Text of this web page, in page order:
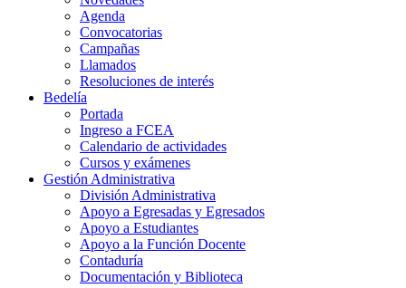
Agenda
Convocatorias
Campañas
Llamados
Resoluciones de interés
Bedelía
Portada
Ingreso a FCEA
Calendario de actividades
Cursos y exámenes
Gestión Administrativa
División Administrativa
Apoyo a Egresadas y Egresados
Apoyo a Estudiantes
Apoyo a la Función Docente
Contaduría
Documentación y Biblioteca